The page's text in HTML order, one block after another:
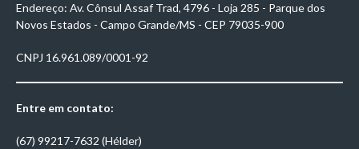
Endereço: Av. Cônsul Assaf Trad, 4796 - Loja 285 - Parque dos
Novos Estados - Campo Grande/MS - CEP 79035-900
CNPJ 16.961.089/0001-92
Entre em contato:
(67) 99217-7632 (Hélder)